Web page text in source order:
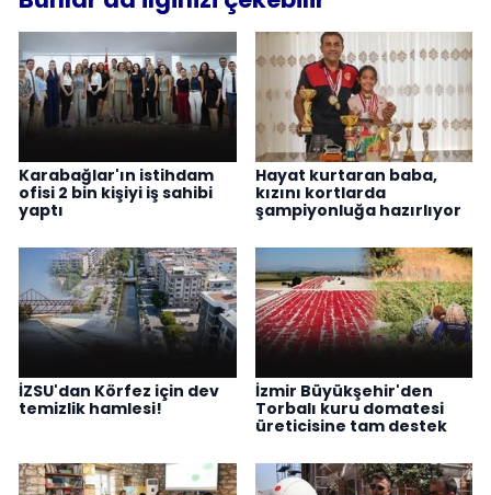
Karabağlar'ın istihdam
ofisi 2 bin kişiyi iş sahibi
yaptı
Hayat kurtaran baba,
kızını kortlarda
şampiyonluğa hazırlıyor
İZSU'dan Körfez için dev
temizlik hamlesi!
İzmir Büyükşehir'den
Torbalı kuru domatesi
üreticisine tam destek